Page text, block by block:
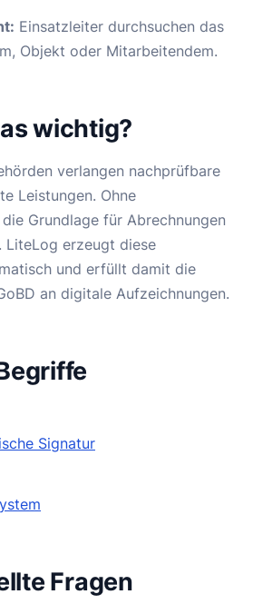
Einsatzleiter durchsuchen das
Objekt oder Mitarbeitendem.
wichtig?
verlangen nachprüfbare
Leistungen. Ohne
Grundlage für Abrechnungen
LiteLog erzeugt diese
und erfüllt damit die
an digitale Aufzeichnungen.
Signatur
Fragen